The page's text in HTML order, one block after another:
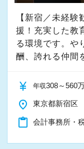
【新宿／未経
援！充実した教
る環境です。や
酬、誇れる仲間
currency_yen 年収308～560
place 東京都新宿区
content_paste 会計事務所・